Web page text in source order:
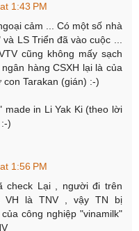
1:43 PM
cảm ... Có một số nhà
LS Triển đã vào cuộc ...
cũng không mấy sạch
hàng CSXH lại là của
Tarakan (gián) :-)
made in Li Yak Ki (theo lời
)
1:56 PM
check Lại , người đi trên
VH là TNV , vậy TN bị
công nghiệp "vinamilk"